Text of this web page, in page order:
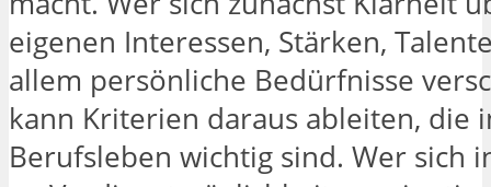
eigenen Interessen, Stärken,
allem persönliche Bedürfnisse
kann Kriterien daraus ableiten, die
Berufsleben wichtig sind. Wer sich